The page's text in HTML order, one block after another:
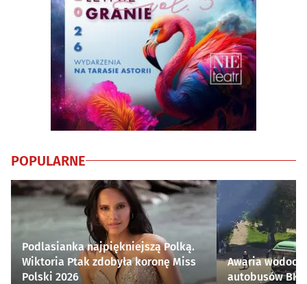
POPULARNE
Podlasianka najpiękniejszą Polką.
Wiktoria Ptak zdobyła koronę Miss
Polski 2026
Awaria
autobusów